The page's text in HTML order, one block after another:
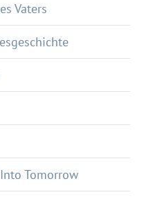
Vaters
Tomorrow